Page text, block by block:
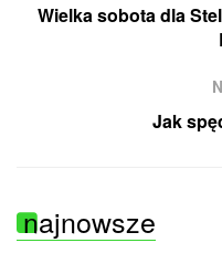
Wielka sobota dla
Jak
najnowsze